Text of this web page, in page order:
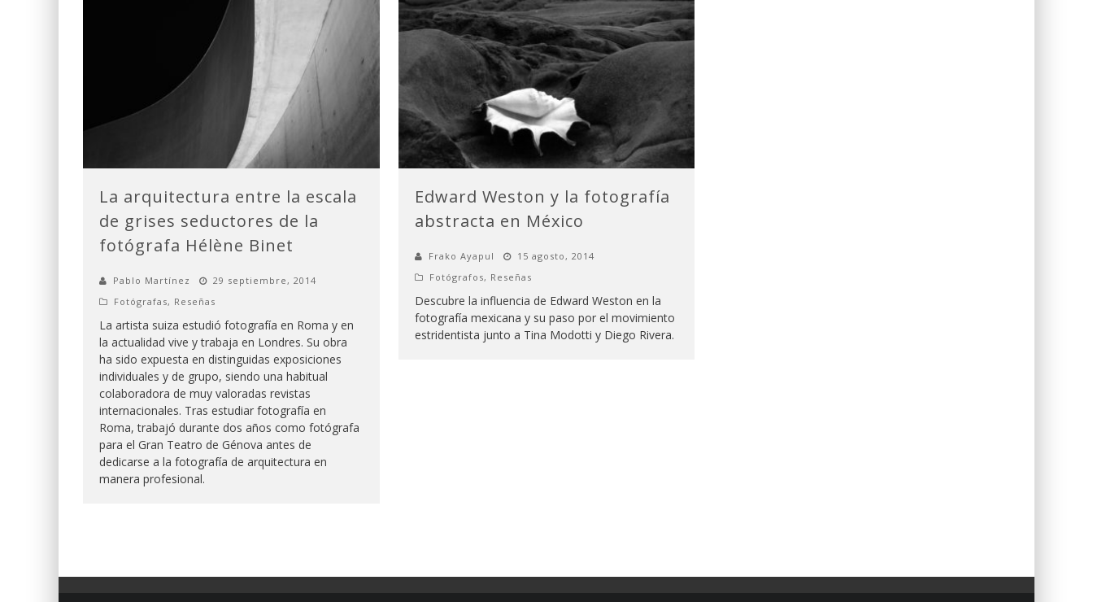
La arquitectura entre la escala
de grises seductores de la
fotógrafa Hélène Binet
Pablo Martínez
29 septiembre, 2014
Fotógrafas, Reseñas
La artista suiza estudió fotografía en Roma y en
la actualidad vive y trabaja en Londres. Su obra
ha sido expuesta en distinguidas exposiciones
individuales y de grupo, siendo una habitual
colaboradora de muy valoradas revistas
internacionales. Tras estudiar fotografía en
Roma, trabajó durante dos años como fotógrafa
para el Gran Teatro de Génova antes de
dedicarse a la fotografía de arquitectura en
manera profesional.
Edward Weston y la fotografía
abstracta en México
Frako Ayapul
15 agosto, 2014
Fotógrafos, Reseñas
Descubre la influencia de Edward Weston en la
fotografía mexicana y su paso por el movimiento
estridentista junto a Tina Modotti y Diego Rivera.